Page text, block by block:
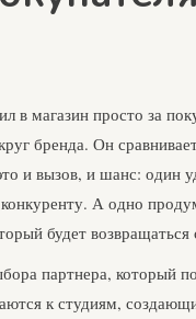
в магазин просто за
бренда. Он
и вызов, и шанс: один
А одно
будет
партнера, который
к студиям,